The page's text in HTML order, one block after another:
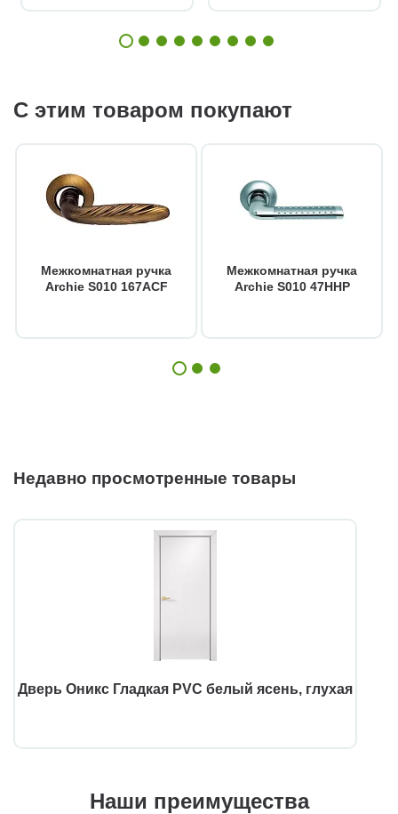
С этим товаром покупают
Межкомнатная ручка
Archie S010 167ACF
Межкомнатная ручка
Archie S010 47HHP
Недавно просмотренные товары
Дверь Оникс Гладкая PVC белый ясень, глухая
Наши преимущества